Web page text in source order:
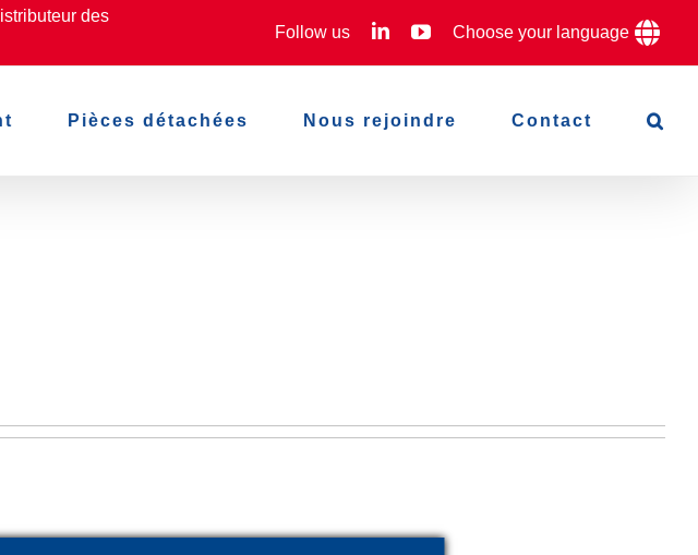
des
Follow us LinkedInYouTube
Choose your language
Pièces détachées Nous rejoindre Contact